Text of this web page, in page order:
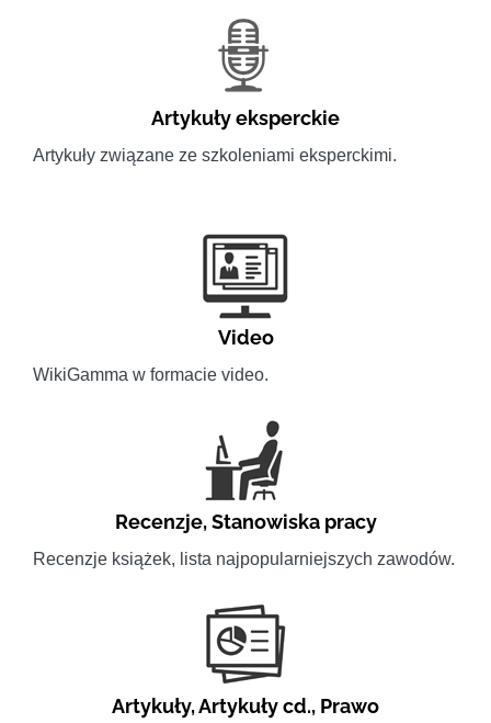
Artykuły eksperckie
Artykuły związane ze szkoleniami eksperckimi.
Video
WikiGamma w formacie video.
Recenzje,Stanowiska pracy
Recenzje książek, lista najpopularniejszych zawodów.
Artykuły,Artykuły cd., Prawo